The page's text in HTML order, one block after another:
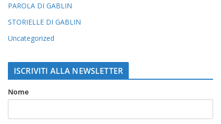
PAROLA DI GABLIN
STORIELLE DI GABLIN
Uncategorized
ISCRIVITI ALLA NEWSLETTER
Nome